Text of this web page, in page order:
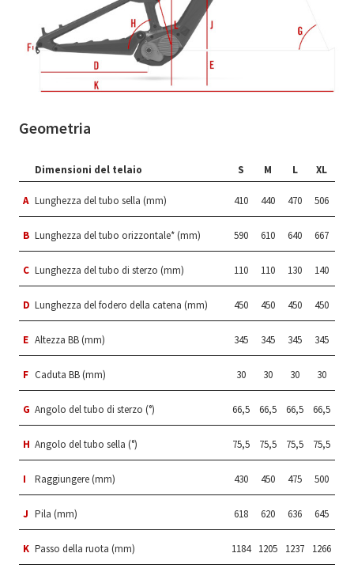
Geometria
Dimensioni del telaio S M L XL
A Lunghezza del tubo sella (mm) 410 440 470 506
B Lunghezza del tubo orizzontale* (mm) 590 610 640 667
C Lunghezza del tubo di sterzo (mm) 110 110 130 140
D Lunghezza del fodero della catena (mm) 450 450 450 450
E Altezza BB (mm) 345 345 345 345
F Caduta BB (mm) 30 30 30 30
G Angolo del tubo di sterzo (°) 66,5 66,5 66,5 66,5
H Angolo del tubo sella (°) 75,5 75,5 75,5 75,5
I Raggiungere (mm) 430 450 475 500
J Pila (mm) 618 620 636 645
K Passo della ruota (mm) 1184 1205 1237 1266